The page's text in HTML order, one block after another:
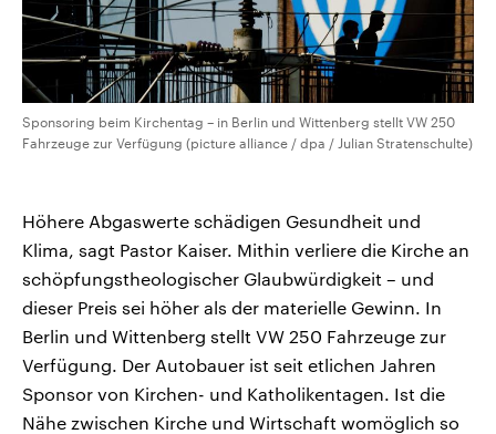
Sponsoring beim Kirchentag – in Berlin und Wittenberg stellt VW 250
Fahrzeuge zur Verfügung (picture alliance / dpa / Julian Stratenschulte)
Höhere Abgaswerte schädigen Gesundheit und
Klima, sagt Pastor Kaiser. Mithin verliere die Kirche an
schöpfungstheologischer Glaubwürdigkeit – und
dieser Preis sei höher als der materielle Gewinn. In
Berlin und Wittenberg stellt VW 250 Fahrzeuge zur
Verfügung. Der Autobauer ist seit etlichen Jahren
Sponsor von Kirchen- und Katholikentagen. Ist die
Nähe zwischen Kirche und Wirtschaft womöglich so